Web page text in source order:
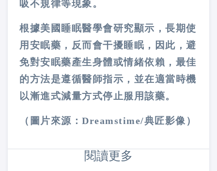
吸不規律等現象。
根據美國睡眠醫學會研究顯示，長期使
用安眠藥，反而會干擾睡眠，因此，避
免對安眠藥產生身體或情緒依賴，最佳
的方法是遵循醫師指示，並在適當時機
以漸進式減量方式停止服用該藥。
（圖片來源：Dreamstime/典匠影像）
閱讀更多